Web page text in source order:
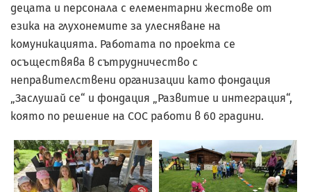
децата и персонала с елементарни жестове от
езика на глухонемите за улесняване на
комуникацията. Работата по проекта се
осъществява в сътрудничество с
неправителствени организации като фондация
„Заслушай се“ и фондация „Развитие и интеграция“,
която по решение на СОС работи в 60 градини.